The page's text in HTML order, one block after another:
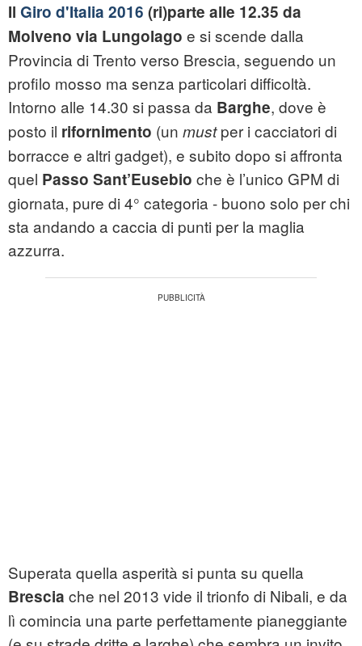
Il Giro d'Italia 2016 (ri)parte alle 12.35 da
Molveno via Lungolago e si scende dalla
Provincia di Trento verso Brescia, seguendo un
profilo mosso ma senza particolari difficoltà.
Intorno alle 14.30 si passa da Barghe, dove è
posto il rifornimento (un mustper i cacciatori di
borracce e altri gadget), e subito dopo si affronta
quel Passo Sant’Eusebio che è l’unico GPM di
giornata, pure di 4° categoria - buono solo per chi
sta andando a caccia di punti per la maglia
azzurra.
Superata quella asperità si punta su quella
Brescia che nel 2013 vide il trionfo di Nibali, e da
lì comincia una parte perfettamente pianeggiante